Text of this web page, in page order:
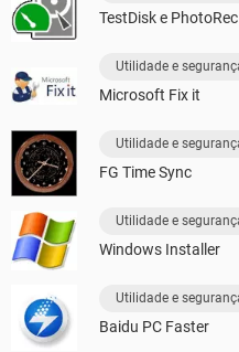
TestDisk e PhotoRec
Utilidade e
Microsoft Fix it
Utilidade e
FG Time Sync
Utilidade e
Windows Installer
Utilidade e
Baidu PC Faster